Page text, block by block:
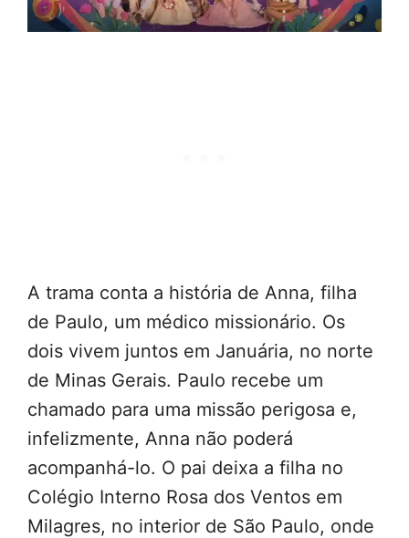
A trama conta a história de Anna, filha
de Paulo, um médico missionário. Os
dois vivem juntos em Januária, no norte
de Minas Gerais. Paulo recebe um
chamado para uma missão perigosa e,
infelizmente, Anna não poderá
acompanhá-lo. O pai deixa a filha no
Colégio Interno Rosa dos Ventos em
Milagres, no interior de São Paulo, onde